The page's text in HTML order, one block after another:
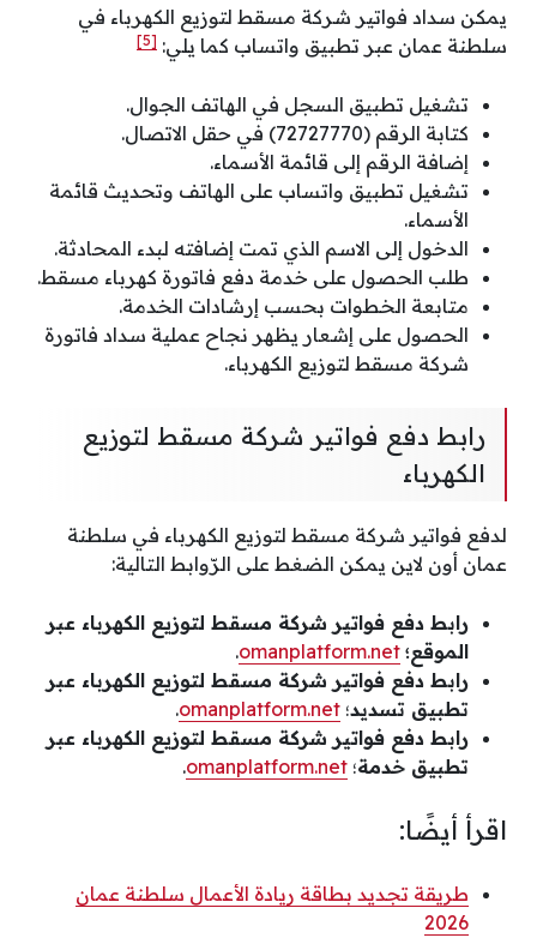
يمكن سداد فواتير شركة مسقط لتوزيع الكهرباء في
سلطنة عمان عبر تطبيق واتساب كما يلي: [5]
تشغيل تطبيق السجل في الهاتف الجوال.
كتابة الرقم (72727770) في حقل الاتصال.
إضافة الرقم إلى قائمة الأسماء.
تشغيل تطبيق واتساب على الهاتف وتحديث قائمة
الأسماء.
الدخول إلى الاسم الذي تمت إضافته لبدء المحادثة.
طلب الحصول على خدمة دفع فاتورة كهرباء مسقط.
متابعة الخطوات بحسب إرشادات الخدمة.
الحصول على إشعار يظهر نجاح عملية سداد فاتورة
شركة مسقط لتوزيع الكهرباء.
رابط دفع فواتير شركة مسقط لتوزيع
الكهرباء
لدفع فواتير شركة مسقط لتوزيع الكهرباء في سلطنة
عمان أون لاين يمكن الضغط على الرّوابط التالية:
رابط دفع فواتير شركة مسقط لتوزيع الكهرباء عبر
الموقع؛ omanplatform.net
.
رابط دفع فواتير شركة مسقط لتوزيع الكهرباء عبر
تطبيق تسديد؛ omanplatform.net
.
رابط دفع فواتير شركة مسقط لتوزيع الكهرباء عبر
تطبيق خدمة؛ omanplatform.net
.
اقرأ أيضًا:
طريقة تجديد بطاقة ريادة الأعمال سلطنة عمان
2026